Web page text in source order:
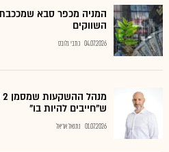
המניה מכפר סבא שמככבת
השווקים
04.07.2026 כתבי גלובס
ש"חייבים להיות בו"
01.07.2026 נתנאל אריאל